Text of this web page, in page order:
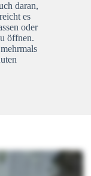
daran,
es
oder
öffnen.